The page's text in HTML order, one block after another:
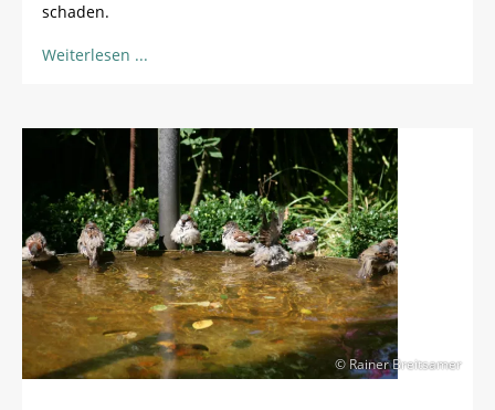
schaden.
Weiterlesen
© Rainer Breitsamer